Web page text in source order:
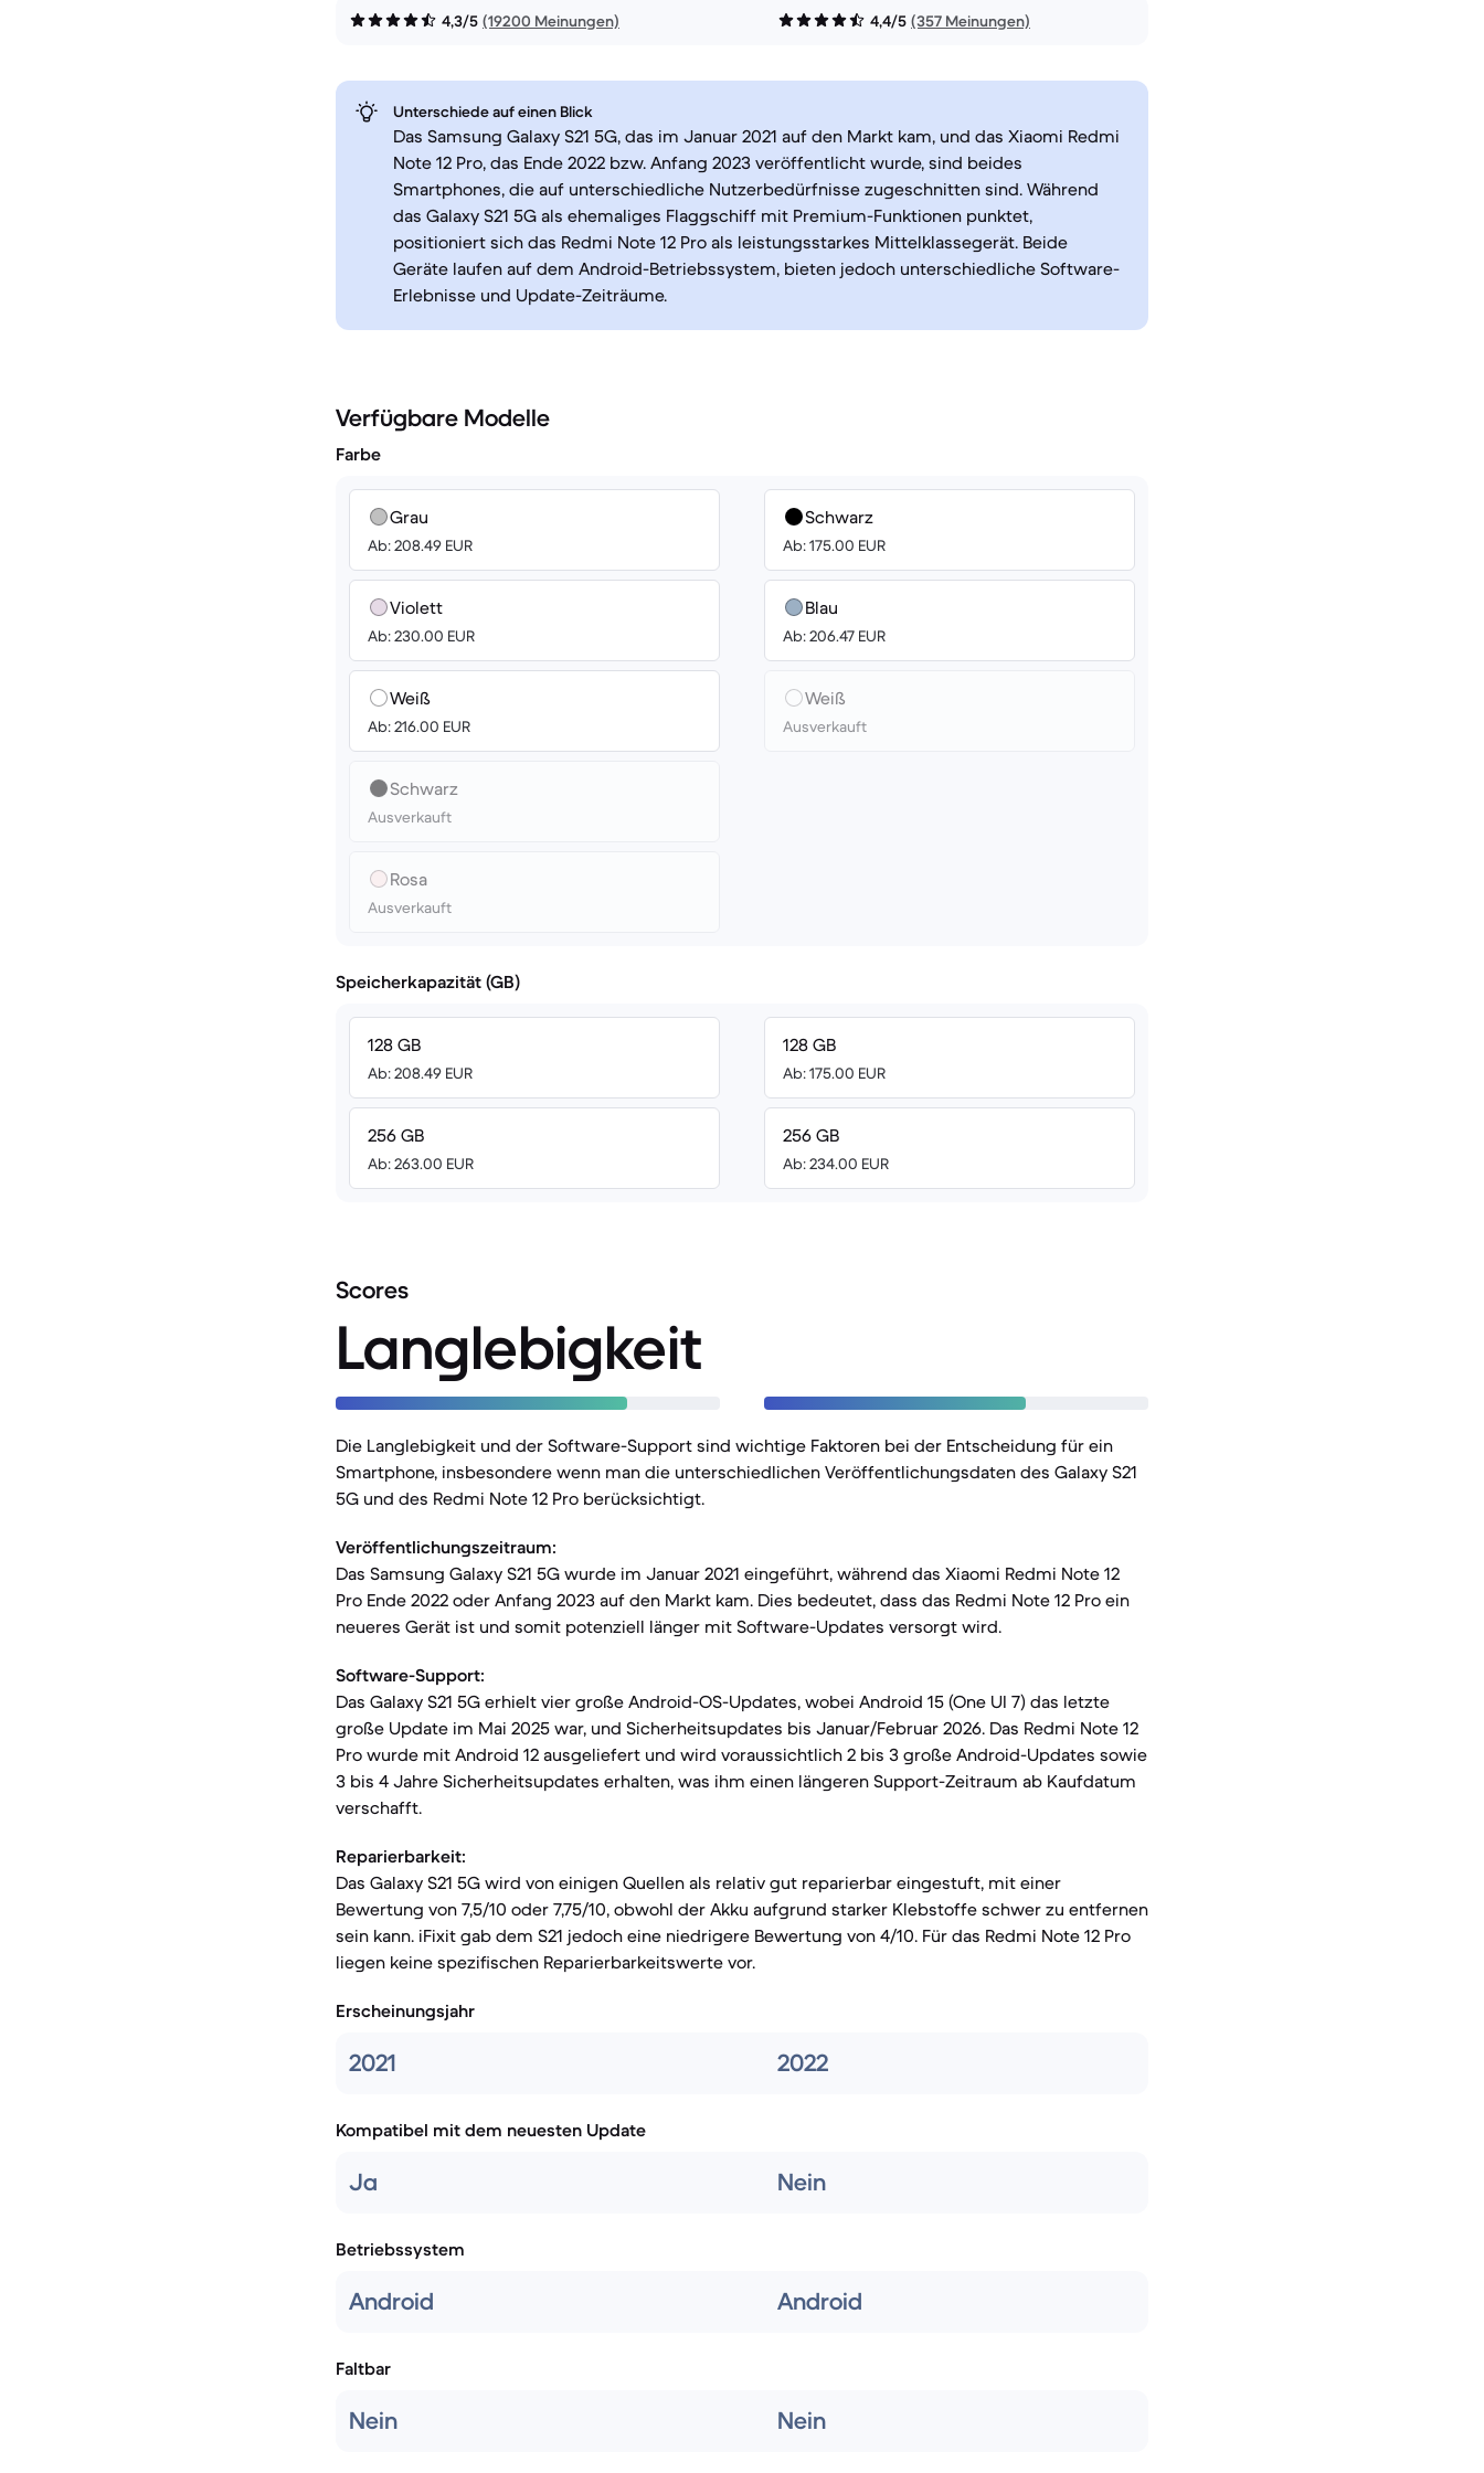
4,3/5 (19200 Meinungen) 4,4/5 (357 Meinungen)
Unterschiede auf einen Blick
Das Samsung Galaxy S21 5G, das im Januar 2021 auf den Markt kam, und das Xiaomi Redmi
Note 12 Pro, das Ende 2022 bzw. Anfang 2023 veröffentlicht wurde, sind beides
Smartphones, die auf unterschiedliche Nutzerbedürfnisse zugeschnitten sind. Während
das Galaxy S21 5G als ehemaliges Flaggschiff mit Premium-Funktionen punktet,
positioniert sich das Redmi Note 12 Pro als leistungsstarkes Mittelklassegerät. Beide
Geräte laufen auf dem Android-Betriebssystem, bieten jedoch unterschiedliche Software-
Erlebnisse und Update-Zeiträume.
Verfügbare Modelle
Farbe
Grau
Ab: 208.49 EUR
Violett
Ab: 230.00 EUR
Weiß
Ab: 216.00 EUR
Schwarz
Ausverkauft
Rosa
Ausverkauft
Schwarz
Ab: 175.00 EUR
Blau
Ab: 206.47 EUR
Weiß
Ausverkauft
Speicherkapazität (GB)
128 GB
Ab: 208.49 EUR
256 GB
Ab: 263.00 EUR
128 GB
Ab: 175.00 EUR
256 GB
Ab: 234.00 EUR
Scores
Langlebigkeit
Die Langlebigkeit und der Software-Support sind wichtige Faktoren bei der Entscheidung für ein
Smartphone, insbesondere wenn man die unterschiedlichen Veröffentlichungsdaten des Galaxy S21
5G und des Redmi Note 12 Pro berücksichtigt.
Veröffentlichungszeitraum:
Das Samsung Galaxy S21 5G wurde im Januar 2021 eingeführt, während das Xiaomi Redmi Note 12
Pro Ende 2022 oder Anfang 2023 auf den Markt kam. Dies bedeutet, dass das Redmi Note 12 Pro ein
neueres Gerät ist und somit potenziell länger mit Software-Updates versorgt wird.
Software-Support:
Das Galaxy S21 5G erhielt vier große Android-OS-Updates, wobei Android 15 (One UI 7) das letzte
große Update im Mai 2025 war, und Sicherheitsupdates bis Januar/Februar 2026. Das Redmi Note 12
Pro wurde mit Android 12 ausgeliefert und wird voraussichtlich 2 bis 3 große Android-Updates sowie
3 bis 4 Jahre Sicherheitsupdates erhalten, was ihm einen längeren Support-Zeitraum ab Kaufdatum
verschafft.
Reparierbarkeit:
Das Galaxy S21 5G wird von einigen Quellen als relativ gut reparierbar eingestuft, mit einer
Bewertung von 7,5/10 oder 7,75/10, obwohl der Akku aufgrund starker Klebstoffe schwer zu entfernen
sein kann. iFixit gab dem S21 jedoch eine niedrigere Bewertung von 4/10. Für das Redmi Note 12 Pro
liegen keine spezifischen Reparierbarkeitswerte vor.
Erscheinungsjahr
2021 2022
Kompatibel mit dem neuesten Update
Ja Nein
Betriebssystem
Android Android
Faltbar
Nein Nein